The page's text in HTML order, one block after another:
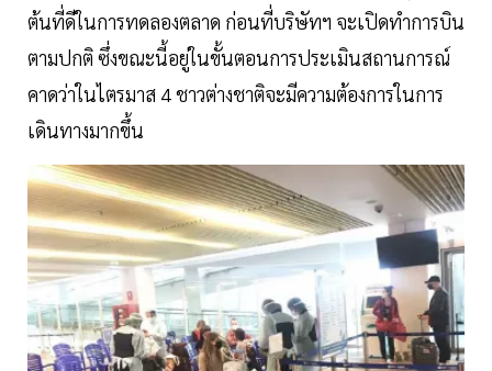
ต้นที่ดีในการทดลองตลาด ก่อนที่บริษัทฯ จะเปิดทำการบิน
ตามปกติ ซึ่งขณะนี้อยู่ในขั้นตอนการประเมินสถานการณ์
คาดว่าในไตรมาส 4 ชาวต่างชาติจะมีความต้องการในการ
เดินทางมากขึ้น